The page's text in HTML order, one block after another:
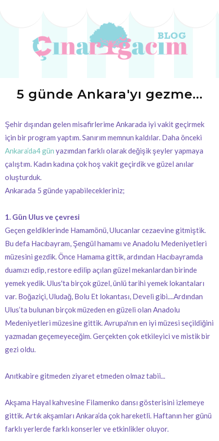
5 günde Ankara'yı gezme...
Şehir dışından gelen misafirlerime Ankarada iyi vakit geçirmek
için bir program yaptım. Sanırım memnun kaldılar. Daha önceki
Ankara’da4 gün yazımdan farklı olarak değişik şeyler yapmaya
çalıştım. Kadın kadına çok hoş vakit geçirdik ve güzel anılar
oluşturduk.
Ankarada 5 günde yapabilecekleriniz;
1. Gün Ulus ve çevresi
Geçen geldiklerinde Hamamönü, Ulucanlar cezaevine gitmiştik.
Bu defa Hacıbayram, Şengül hamamı ve Anadolu Medeniyetleri
müzesini gezdik. Önce Hamama gittik, ardından Hacıbayramda
duamızı edip, restore edilip açılan güzel mekanlardan birinde
yemek yedik. Ulus'ta birçok güzel, ünlü tarihi yemek lokantaları
var. Boğaziçi, Uludağ, Bolu Et lokantası, Develi gibi....Ardından
Ulus’ta bulunan birçok müzeden en güzeli olan Anadolu
Medeniyetleri müzesine gittik. Avrupa'nın en iyi müzesi seçildiğini
yazmadan geçemeyeceğim. Gerçekten çok etkileyici ve mistik bir
gezi oldu.
Anıtkabire gitmeden ziyaret etmeden olmaz tabii...
Akşama Hayal kahvesine Filamenko dansı gösterisini izlemeye
gittik. Artık akşamları Ankara’da çok hareketli. Haftanın her günü
farklı yerlerde farklı konserler ve etkinlikler oluyor.